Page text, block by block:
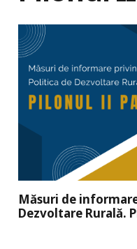
Măsuri de
Dezvoltare Rurală.